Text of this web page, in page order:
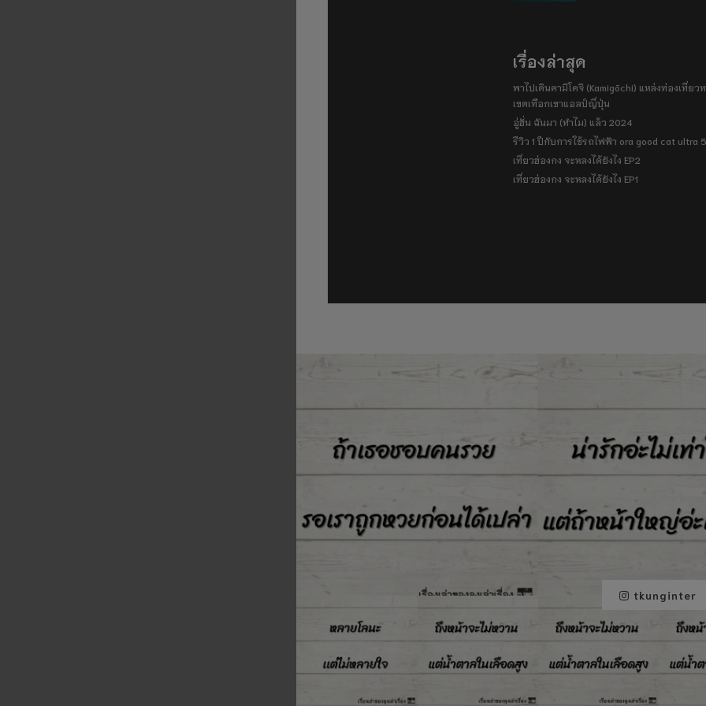
เรื่องล่าสุด
พาไปเดินคามิโคจิ (Kamigōchi) แหล่งท่องเที่ยว
เขตเทือกเขาแอลป์ญี่ปุ่น
อู่ฮั่น ฉันมา (ทำไม) แล้ว 2024
รีวิว 1 ปีกับการใช้รถไฟฟ้า ora good cat ultra
เที่ยวฮ่องกง จะหลงได้ยังไง EP2
เที่ยวฮ่องกง จะหลงได้ยังไง EP1
tkunginter